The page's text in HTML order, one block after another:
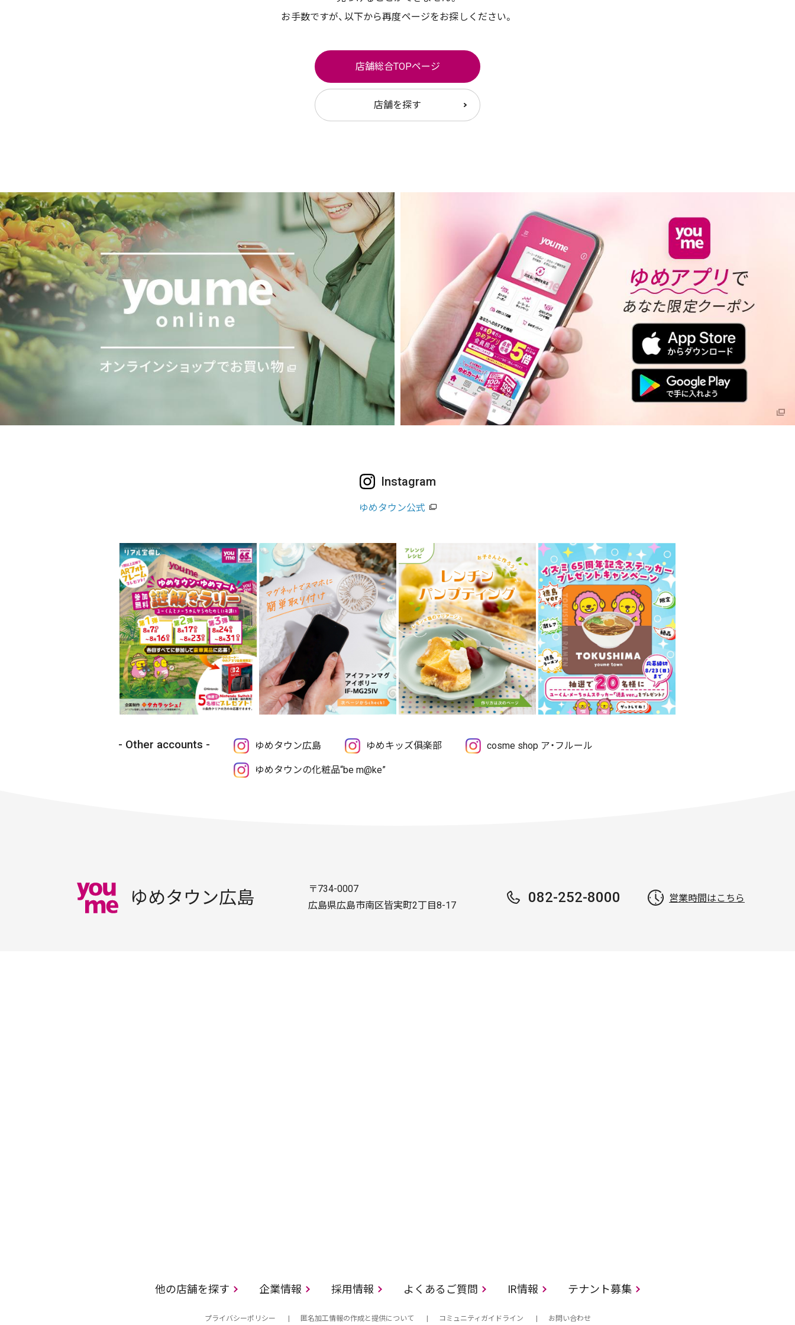
お手数ですが、以下から再度ページをお探しください。
店舗総合TOPページ
店舗を探す
Instagram
ゆめタウン公式
Other accounts ゆめタウン広島 ゆめキッズ俱楽部 cosme shop ア・フルール
ゆめタウンの化粧品“be m@ke”
ゆめタウン広島
〒734-0007
広島県広島市南区皆実町2丁目8-17
082-252-8000 営業時間はこちら
他の店舗を探す 企業情報 採用情報 よくあるご質問 IR情報 テナント募集
プライバシーポリシー 匿名加工情報の作成と提供について コミュニティガイドライン お問い合わせ